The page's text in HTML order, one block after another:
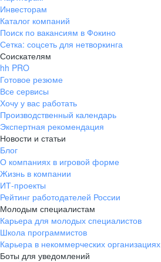
Инвесторам
Каталог компаний
Поиск по вакансиям в Фокино
Сетка: соцсеть для нетворкинга
Соискателям
hh PRO
Готовое резюме
Все сервисы
Хочу у вас работать
Производственный календарь
Экспертная рекомендация
Новости и статьи
Блог
О компаниях в игровой форме
Жизнь в компании
ИТ-проекты
Рейтинг работодателей России
Молодым специалистам
Карьера для молодых специалистов
Школа программистов
Карьера в некоммерческих организациях
Боты для уведомлений